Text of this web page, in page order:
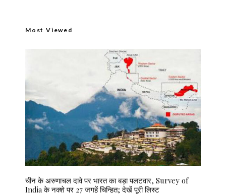
Most Viewed
चीन के अरुणाचल दावे पर भारत का बड़ा पलटवार, Survey of
India के नक्शे पर 27 जगहें चिन्हित; देखें पूरी लिस्ट